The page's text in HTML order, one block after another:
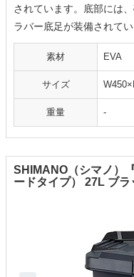
されています。底部には
ラバー底足が装備されてい
素材 EVA
サイズ
重量 -
SHIMANO（シマノ）
ードタイプ） 27L ブラ